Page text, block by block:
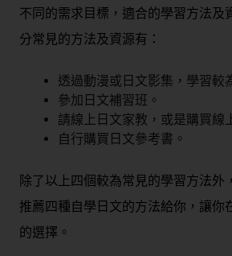
不同的需求目標，適合的學習方法及
分常見的方法及資源有：
透過動漫或日文影集，學習較
參加日文補習班。
請線上日文家教，或是購買線
自行購買日文參考書。
除了以上四個較為常見的學習方法外
推薦四種自學日文的方法給你，讓你
的選擇。